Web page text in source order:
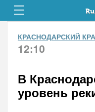
КРАСНОДАРСКИЙ
12:10
В
уровень